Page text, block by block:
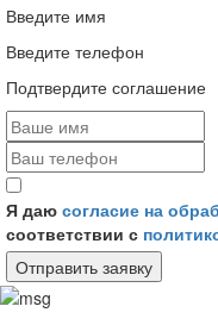
Введите имя
Введите телефон
Подтвердите соглашение
Я даю согласие на
соответствии с
Отправить заявку